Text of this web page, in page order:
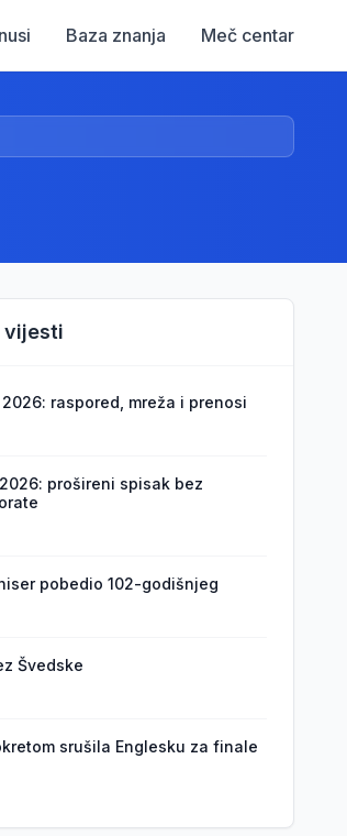
Baza znanja Meč centar
vijesti
raspored, mreža i prenosi
prošireni spisak bez
pobedio 102-godišnjeg
Švedske
srušila Englesku za finale